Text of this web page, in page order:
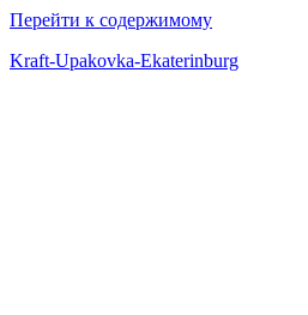
Перейти к содержимому
Kraft-Upakovka-Ekaterinburg